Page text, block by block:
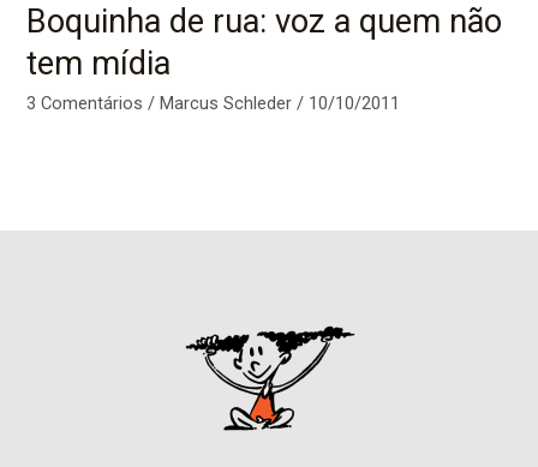
Boquinha de rua: voz a quem não
tem mídia
3 Comentários /Marcus Schleder/ 10/10/2011